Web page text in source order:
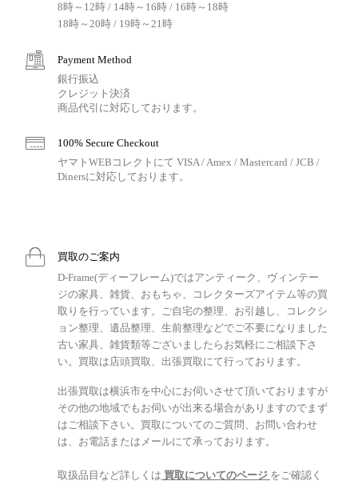
8時～12時 / 14時～16時 / 16時～18時
18時～20時 / 19時～21時
Payment Method
銀行振込
クレジット決済
商品代引に対応しております。
100% Secure Checkout
ヤマトWEBコレクトにて VISA / Amex / Mastercard / JCB /
Dinersに対応しております。
買取のご案内
D-Frame(ディーフレーム)ではアンティーク、ヴィンテー
ジの家具、雑貨、おもちゃ、コレクターズアイテム等の買
取りを行っています。ご自宅の整理、お引越し、コレクシ
ョン整理、遺品整理、生前整理などでご不要になりました
古い家具、雑貨類等ございましたらお気軽にご相談下さ
い。買取は店頭買取、出張買取にて行っております。
出張買取は横浜市を中心にお伺いさせて頂いておりますが
その他の地域でもお伺いが出来る場合がありますのでまず
はご相談下さい。買取についてのご質問、お問い合わせ
は、お電話またはメールにて承っております。
取扱品目など詳しくは 買取についてのページ をご確認く